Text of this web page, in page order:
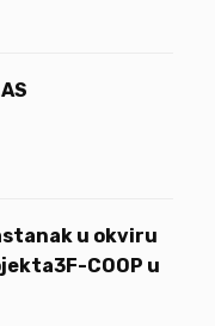
u okviru
COOP u